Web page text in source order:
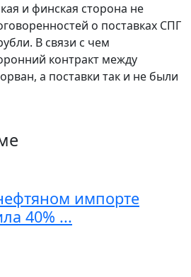
и финская сторона не
о поставках СПГ
В связи с чем
контракт между
а поставки так и не были
импорте
40% ...